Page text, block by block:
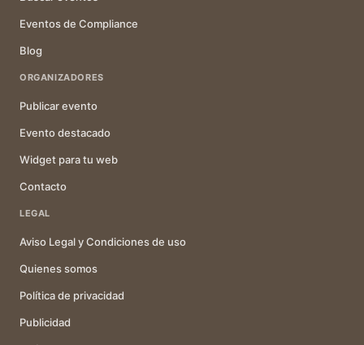
Eventos de Compliance
Blog
ORGANIZADORES
Publicar evento
Evento destacado
Widget para tu web
Contacto
LEGAL
Aviso Legal y Condiciones de uso
Quienes somos
Política de privacidad
Publicidad